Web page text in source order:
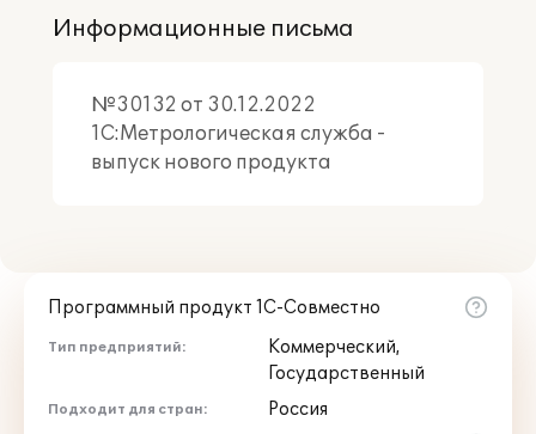
Информационные письма
№30132 от 30.12.2022
1С:Метрологическая служба -
выпуск нового продукта
Программный продукт 1С-Совместно
Тип предприятий:
Коммерческий,
Государственный
Подходит для стран: Россия